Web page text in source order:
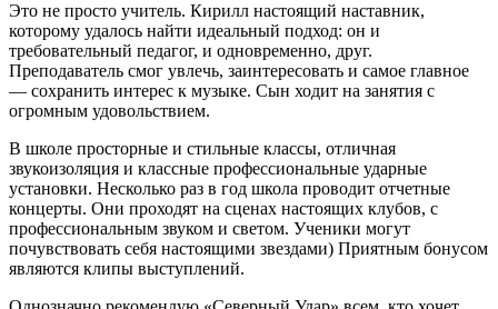
Это не просто учитель. Кирилл настоящий наставник,
которому удалось найти идеальный подход: он и
требовательный педагог, и одновременно, друг.
Преподаватель смог увлечь, заинтересовать и самое главное
— сохранить интерес к музыке. Сын ходит на занятия с
огромным удовольствием.
В школе просторные и стильные классы, отличная
звукоизоляция и классные профессиональные ударные
установки. Несколько раз в год школа проводит отчетные
концерты. Они проходят на сценах настоящих клубов, с
профессиональным звуком и светом. Ученики могут
почувствовать себя настоящими звездами) Приятным бонусом
являются клипы выступлений.